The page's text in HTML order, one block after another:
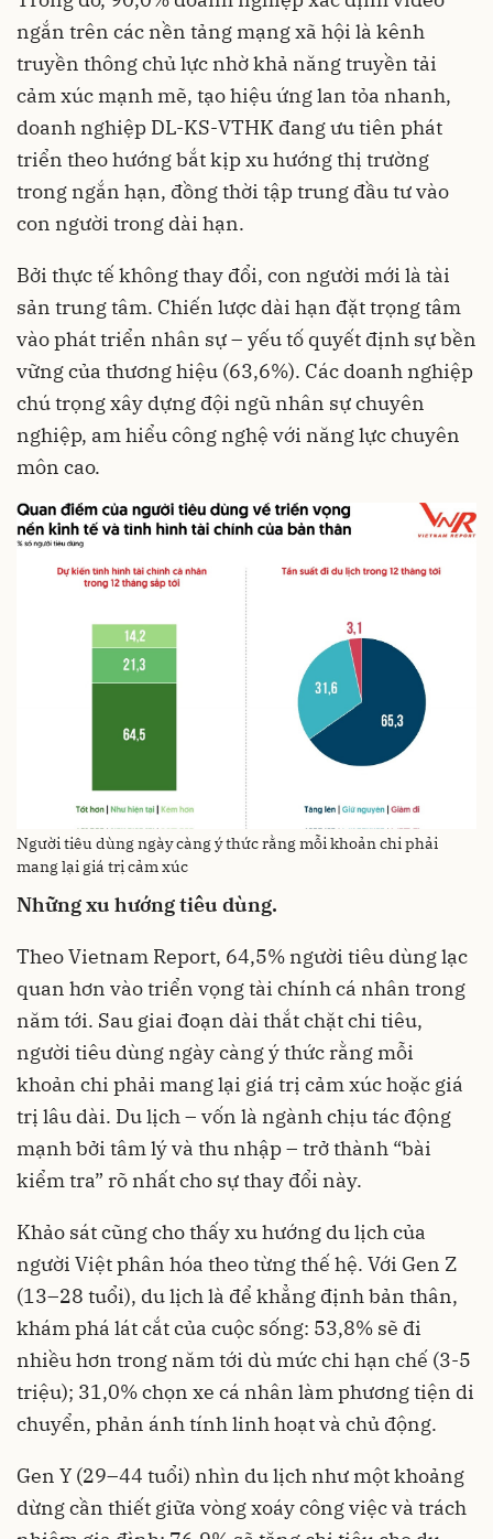
ngắn trên các nền tảng mạng xã hội là kênh
truyền thông chủ lực nhờ khả năng truyền tải
cảm xúc mạnh mẽ, tạo hiệu ứng lan tỏa nhanh,
doanh nghiệp DL-KS-VTHK đang ưu tiên phát
triển theo hướng bắt kịp xu hướng thị trường
trong ngắn hạn, đồng thời tập trung đầu tư vào
con người trong dài hạn.
Bởi thực tế không thay đổi, con người mới là tài
sản trung tâm. Chiến lược dài hạn đặt trọng tâm
vào phát triển nhân sự – yếu tố quyết định sự bền
vững của thương hiệu (63,6%). Các doanh nghiệp
chú trọng xây dựng đội ngũ nhân sự chuyên
nghiệp, am hiểu công nghệ với năng lực chuyên
môn cao.
Người tiêu dùng ngày càng ý thức rằng mỗi khoản chi phải
mang lại giá trị cảm xúc
Những xu hướng tiêu dùng.
Theo Vietnam Report, 64,5% người tiêu dùng lạc
quan hơn vào triển vọng tài chính cá nhân trong
năm tới. Sau giai đoạn dài thắt chặt chi tiêu,
người tiêu dùng ngày càng ý thức rằng mỗi
khoản chi phải mang lại giá trị cảm xúc hoặc giá
trị lâu dài. Du lịch – vốn là ngành chịu tác động
mạnh bởi tâm lý và thu nhập – trở thành “bài
kiểm tra” rõ nhất cho sự thay đổi này.
Khảo sát cũng cho thấy xu hướng du lịch của
người Việt phân hóa theo từng thế hệ. Với Gen Z
(13–28 tuổi), du lịch là để khẳng định bản thân,
khám phá lát cắt của cuộc sống: 53,8% sẽ đi
nhiều hơn trong năm tới dù mức chi hạn chế (3-5
triệu); 31,0% chọn xe cá nhân làm phương tiện di
chuyển, phản ánh tính linh hoạt và chủ động.
Gen Y (29–44 tuổi) nhìn du lịch như một khoảng
dừng cần thiết giữa vòng xoáy công việc và trách